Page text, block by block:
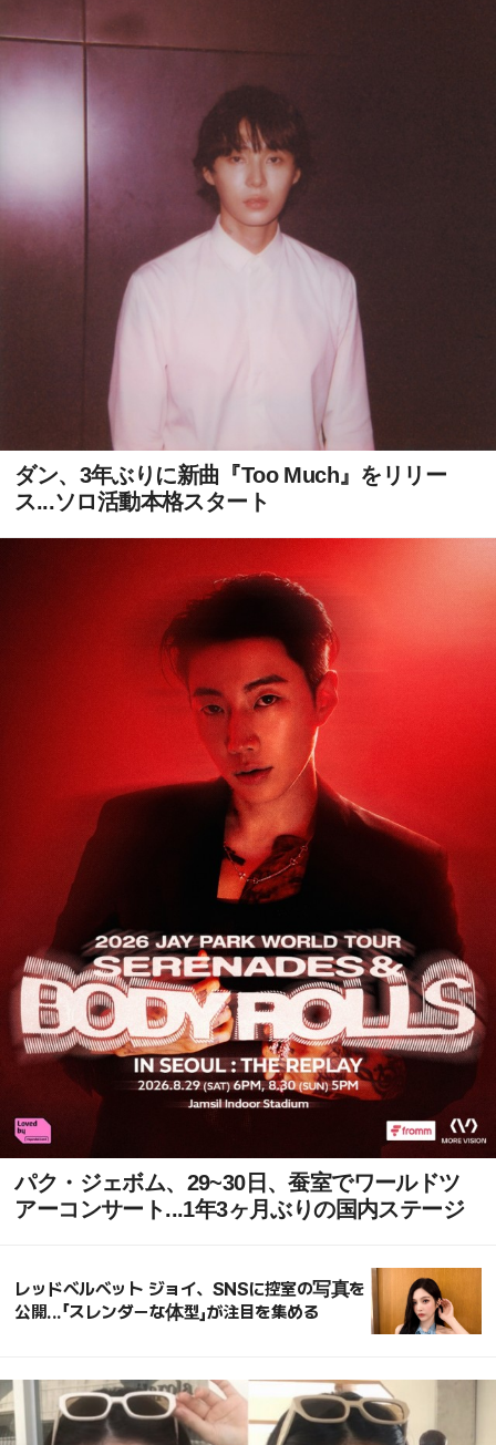
ダン、3年ぶりに新曲『Too Much』をリリー
ス...ソロ活動本格スタート
パク・ジェボム、29~30日、蚕室でワールドツ
アーコンサート...1年3ヶ月ぶりの国内ステージ
レッドベルベット ジョイ、SNSに控室の写真を
公開...「スレンダーな体型」が注目を集める